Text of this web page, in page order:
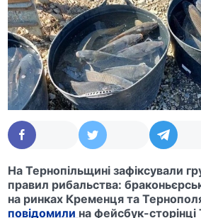
На Тернопільщині зафіксували
правил рибальства:
на ринках Кременця та
повідомили на фейсбук-сторінці